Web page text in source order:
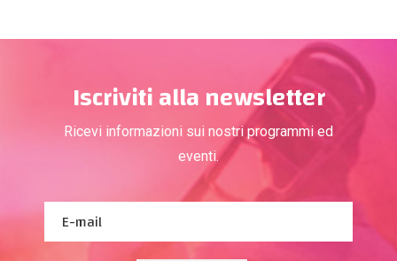
Iscriviti alla newsletter
Ricevi informazioni sui nostri programmi ed
eventi.